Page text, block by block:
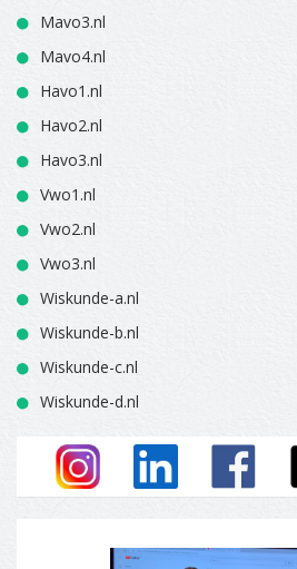
Mavo3.nl
Mavo4.nl
Havo1.nl
Havo2.nl
Havo3.nl
Vwo1.nl
Vwo2.nl
Vwo3.nl
Wiskunde-a.nl
Wiskunde-b.nl
Wiskunde-c.nl
Wiskunde-d.nl